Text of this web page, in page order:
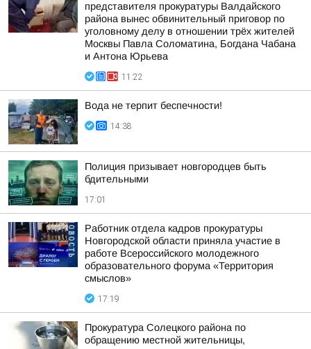
представителя прокуратуры Валдайского
района вынес обвинительный приговор по
уголовному делу в отношении трёх жителей
Москвы Павла Соломатина, Богдана Чабана
и Антона Юрьева
11:22
Вода не терпит беспечности!
14:38
Полиция призывает новгородцев быть
бдительными
17:01
Работник отдела кадров прокуратуры
Новгородской области приняла участие в
работе Всероссийского молодежного
образовательного форума «Территория
смыслов»
17:19
Прокуратура Солецкого района по
обращению местной жительницы,